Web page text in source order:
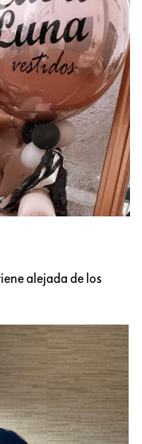
alejada de los